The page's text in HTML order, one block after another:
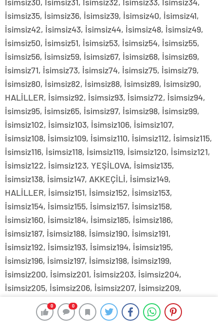
0 0
İsimsiz35, İsimsiz36, İsimsiz39, İsimsiz40, İsimsiz41,
İsimsiz42, İsimsiz43, İsimsiz44, İsimsiz48, İsimsiz49,
İsimsiz50, İsimsiz51, İsimsiz53, İsimsiz54, İsimsiz55,
İsimsiz56, İsimsiz59, İsimsiz67, İsimsiz68, İsimsiz69,
İsimsiz71, İsimsiz73, İsimsiz74, İsimsiz75, İsimsiz79,
İsimsiz80, İsimsiz82, İsimsiz88, İsimsiz89, İsimsiz90,
HALİLLER, İsimsiz92, İsimsiz93, İsimsiz72, İsimsiz94,
İsimsiz95, İsimsiz65, İsimsiz97, İsimsiz98, İsimsiz99,
İsimsiz102, İsimsiz103, İsimsiz106, İsimsiz107,
İsimsiz108, İsimsiz109, İsimsiz110, İsimsiz112, İsimsiz115,
İsimsiz116, İsimsiz118, İsimsiz119, İsimsiz120, İsimsiz121,
İsimsiz122, İsimsiz123, YEŞİLOVA, İsimsiz135,
İsimsiz138, İsimsiz147, AKKEÇİLİ, İsimsiz149,
HALİLLER, İsimsiz151, İsimsiz152, İsimsiz153,
İsimsiz154, İsimsiz155, İsimsiz157, İsimsiz158,
İsimsiz160, İsimsiz184, İsimsiz185, İsimsiz186,
İsimsiz187, İsimsiz188, İsimsiz190, İsimsiz191,
İsimsiz192, İsimsiz193, İsimsiz194, İsimsiz195,
İsimsiz196, İsimsiz197, İsimsiz198, İsimsiz199,
İsimsiz200, İsimsiz201, İsimsiz203, İsimsiz204,
İsimsiz205, İsimsiz206, İsimsiz207, İsimsiz209,
İsimsiz210, İsimsiz212, İsimsiz213, İsimsiz214,
YEŞİLOVA, İsimsiz216, YEŞİLOVA, YEŞİLOVA,